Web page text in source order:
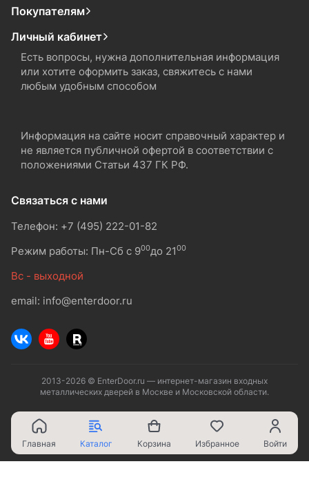
Покупателям
Личный кабинет
Есть вопросы, нужна дополнительная информация
или хотите оформить заказ, свяжитесь с нами
любым удобным способом
Информация на сайте носит справочный характер и
не является публичной офертой в соответствии с
положениями Статьи 437 ГК РФ.
Связаться с нами
Телефон: +7 (495) 222-01-82
Режим работы: Пн-Сб с 900до 2100
Вс - выходной
email: info@enterdoor.ru
2013-2026 © EnterDoor.ru — интернет-магазин входных
металлических дверей в Москве и Московской области.
Главная Каталог Корзина Избранное Войти